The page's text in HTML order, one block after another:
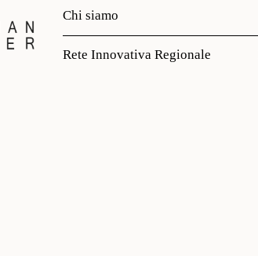
Chi siamo
Rete Innovativa Regionale